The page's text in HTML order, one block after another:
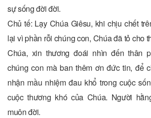
sự sống đời đời.
Chủ tế: Lạy Chúa Giêsu, khi chịu chết
lại vì phần rỗi chúng con, Chúa đã tỏ cho
Chúa, xin thương đoái nhìn đến thân
chúng con mà ban thêm ơn đức tin, để
nhận mầu nhiệm đau khổ trong cuộc
cuộc thương khó của Chúa. Người
muôn đời.